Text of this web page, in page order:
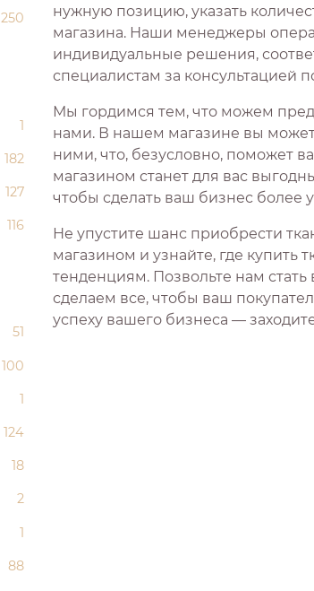
250
1
182
127
116
51
100
1
124
18
2
1
88
нужную позицию, указать
магазина. Наши менеджеры
индивидуальные решения,
специалистам за консультацией
Мы гордимся тем, что можем
нами. В нашем магазине вы
ними, что, безусловно, поможет
магазином станет для вас
чтобы сделать ваш бизнес
Не упустите шанс приобрести
магазином и узнайте, где купить
тенденциям. Позвольте нам
сделаем все, чтобы ваш
успеху вашего бизнеса —